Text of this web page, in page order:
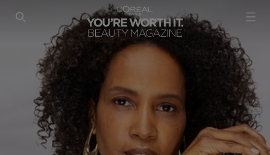
SEARCH THIS SITE